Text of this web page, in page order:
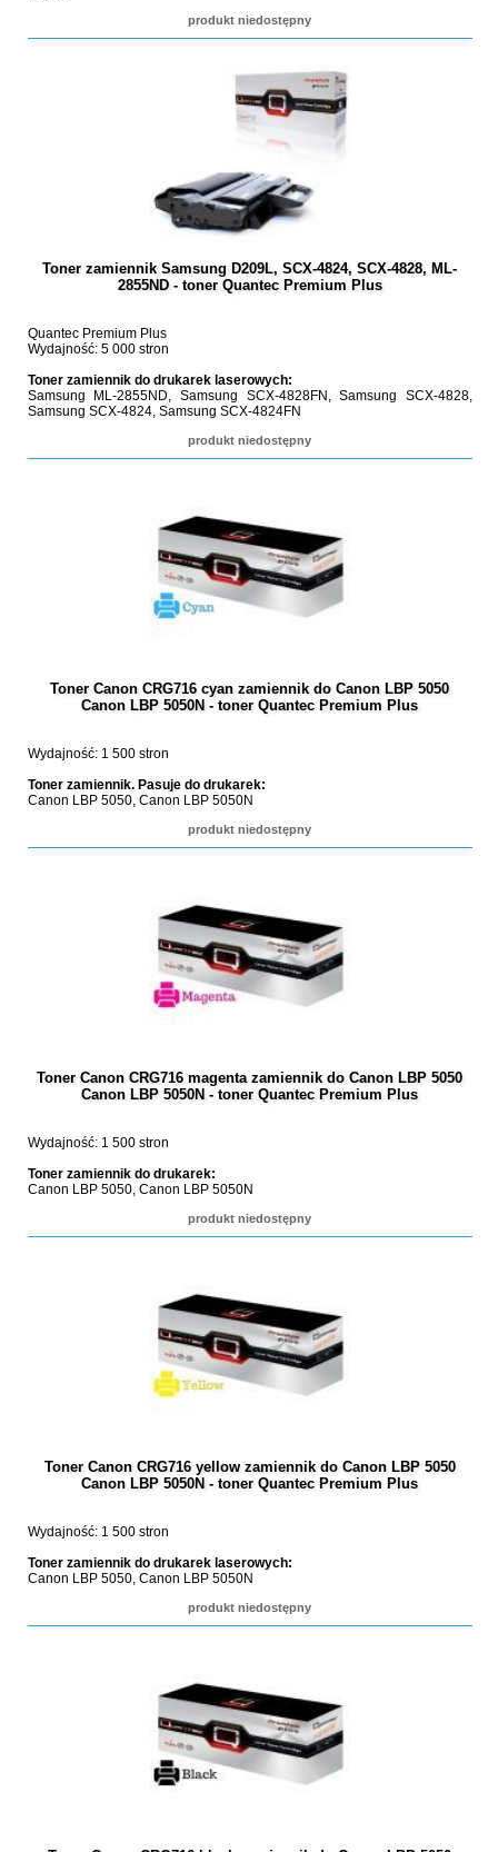
produkt niedostępny
Toner zamiennik Samsung D209L, SCX-4824, SCX-4828, ML-
2855ND - toner Quantec Premium Plus
Quantec Premium Plus
Wydajność: 5 000 stron
Toner zamiennik do drukarek laserowych:
Samsung ML-2855ND, Samsung SCX-4828FN, Samsung SCX-4828,
Samsung SCX-4824, Samsung SCX-4824FN
produkt niedostępny
Toner Canon CRG716 cyan zamiennik do Canon LBP 5050
Canon LBP 5050N - toner Quantec Premium Plus
Wydajność: 1 500 stron
Toner zamiennik. Pasuje do drukarek:
Canon LBP 5050, Canon LBP 5050N
produkt niedostępny
Toner Canon CRG716 magenta zamiennik do Canon LBP 5050
Canon LBP 5050N - toner Quantec Premium Plus
Wydajność: 1 500 stron
Toner zamiennik do drukarek:
Canon LBP 5050, Canon LBP 5050N
produkt niedostępny
Toner Canon CRG716 yellow zamiennik do Canon LBP 5050
Canon LBP 5050N - toner Quantec Premium Plus
Wydajność: 1 500 stron
Toner zamiennik do drukarek laserowych:
Canon LBP 5050, Canon LBP 5050N
produkt niedostępny